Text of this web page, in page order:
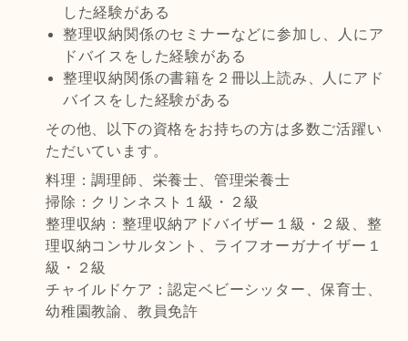
した経験がある
整理収納関係のセミナーなどに参加し、人にア
ドバイスをした経験がある
整理収納関係の書籍を２冊以上読み、人にアド
バイスをした経験がある
その他、以下の資格をお持ちの方は多数ご活躍い
ただいています。
料理：調理師、栄養士、管理栄養士
掃除：クリンネスト１級・２級
整理収納：整理収納アドバイザー１級・２級、整
理収納コンサルタント、ライフオーガナイザー１
級・２級
チャイルドケア：認定ベビーシッター、保育士、
幼稚園教諭、教員免許